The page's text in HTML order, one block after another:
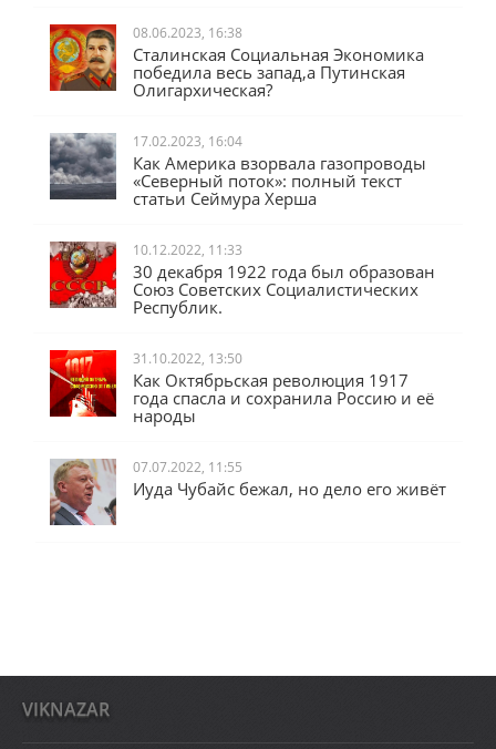
08.06.2023, 16:38
Сталинская Социальная Экономика
победила весь запад,а Путинская
Олигархическая?
17.02.2023, 16:04
Как Америка взорвала газопроводы
«Северный поток»: полный текст
статьи Сеймура Херша
10.12.2022, 11:33
30 декабря 1922 года был образован
Союз Советских Социалистических
Республик.
31.10.2022, 13:50
Как Октябрьская революция 1917
года спасла и сохранила Россию и её
народы
07.07.2022, 11:55
Иуда Чубайс бежал, но дело его живёт
VIKNAZAR